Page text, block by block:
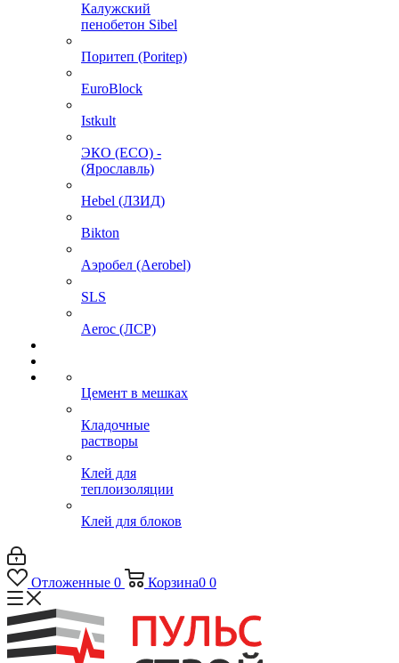
Калужский
пенобетон Sibel
Поритеп (Poritep)
EuroBlock
Istkult
ЭКО (ECO) -
(Ярославль)
Hebel (ЛЗИД)
Bikton
Аэробел (Aerobel)
SLS
Aeroc (ЛСР)
Цемент в мешках
Кладочные
растворы
Клей для
теплоизоляции
Клей для блоков
Отложенные 0 Корзина0 0